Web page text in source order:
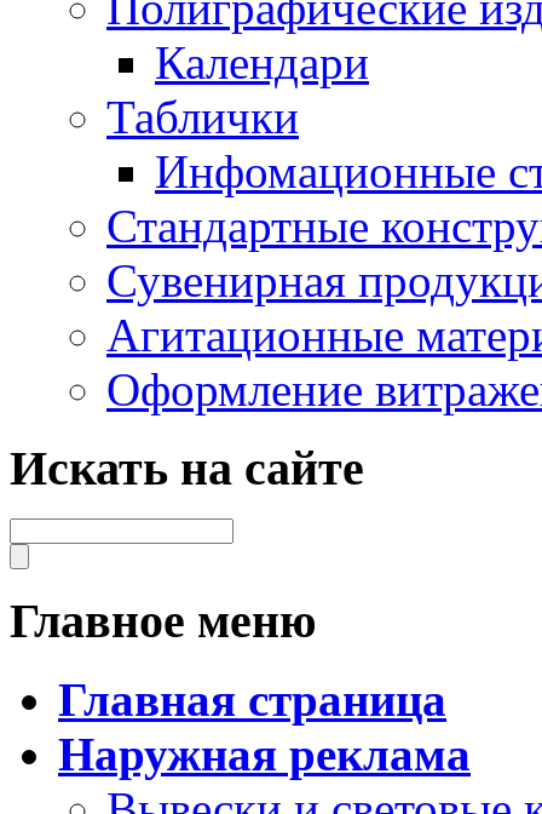
Календари
Таблички
Инфомационные
Стандартные
Сувенирная
Агитационные
Оформление
Искать на сайте
Главное меню
Главная страница
Наружная реклама